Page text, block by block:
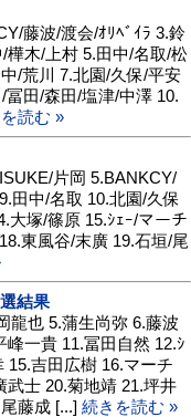
藤波/渡会/ｵﾘﾍﾞｲﾗ 3.鈴
樺木/上村 5.田中/名取/松
/荒川 7.北園/久保/平安
田/森田/塩津/中澤 10.
読む »
片岡 5.BANKCY/
田中/名取 10.北園/久保
大塚/篠原 15.ｼｪｰ/マーチ
東風谷/末廣 19.石垣/尾
結果
龍也 5.蒲生尚弥 6.藤波
一貴 11.冨田自然 12.ｼ
15.吉田広樹 16.マーチ
武士 20.菊地靖 21.坪井
藤成 [...] 続きを読む »